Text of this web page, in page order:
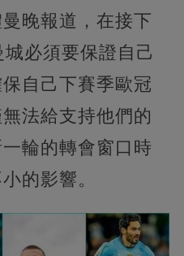
晚報道，在接下
必須要保證自己
自己下賽季歐冠
法給支持他們的
輪的轉會窗口時
的影響。